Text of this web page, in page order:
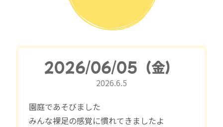
2026/06/05（金）
2026.6.5
園庭であそびました
みんな裸足の感覚に慣れてきましたよ